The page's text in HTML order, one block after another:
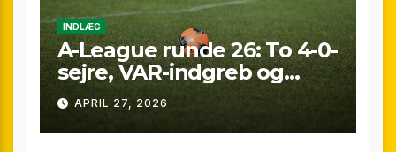
INDLÆG
A-League runde 26: To 4-0-
sejre, VAR-indgreb og
sene scoringer – fuld
gennemgang af
weekenden
APRIL 27, 2026